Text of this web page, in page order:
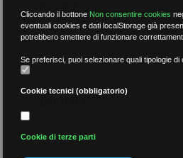
per data
Cliccando il bottone Non consentire cookies
eventuali cookies e dati localStorage già
potrebbero smettere di funzionare
Se preferisci, puoi selezionare quali tipologie di
Cookie tecnici (obbligatorio)
Cookie di terze parti